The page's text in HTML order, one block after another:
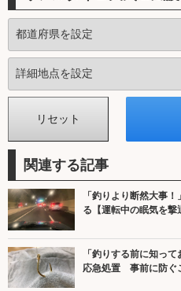
関連する記事
「釣りより断然大事
る【運転中の眠気を撃
「釣りする前に知っ
応急処置 事前に防ぐ